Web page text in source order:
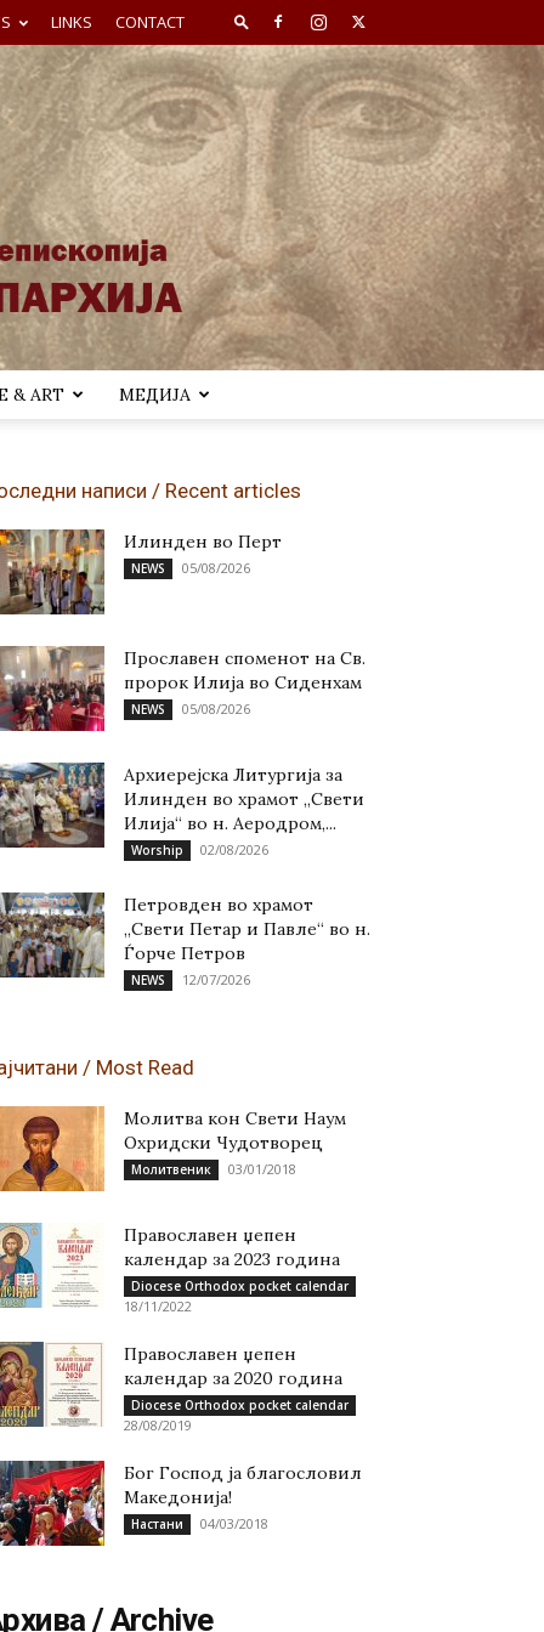
LINKS CONTACT
& ART МЕДИЈА
написи / Recent articles
Илинден во Перт
NEWS 05/08/2026
Прославен споменот на Св.
пророк Илија во Сиденхам
NEWS 05/08/2026
Архиерејска Литургија за
Илинден во храмот „Свети
Илија“ во н. Аеродром,...
Worship 02/08/2026
Петровден во храмот
„Свети Петар и Павле“ во н.
Ѓорче Петров
NEWS 12/07/2026
/ Most Read
Молитва кон Свети Наум
Охридски Чудотворец
Молитвеник 03/01/2018
Православен џепен
календар за 2023 година
Diocese Orthodox pocket calendar
18/11/2022
Православен џепен
календар за 2020 година
Diocese Orthodox pocket calendar
28/08/2019
Бог Господ ја благословил
Македонија!
Настани 04/03/2018
/ Archive